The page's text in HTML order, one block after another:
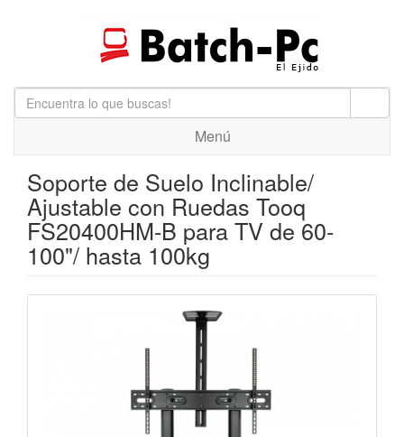
Menú
Soporte de Suelo Inclinable/
Ajustable con Ruedas Tooq
FS20400HM-B para TV de 60-
100"/ hasta 100kg